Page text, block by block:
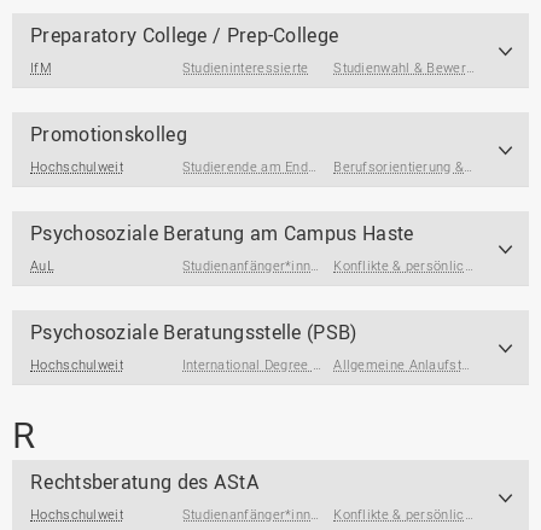
Preparatory College / Prep-College
IfM Studieninteressierte Studienwahl & Bewerbung
Promotionskolleg
Hochschulweit Studierende am Ende des Studiums Berufsorientierung & Profilbildung
Psychosoziale Beratung am Campus Haste
AuL Studienanfänger*innen Studierende,Studierende am
Konflikte & persönliche Krisen
Psychosoziale Beratungsstelle (PSB)
Hochschulweit International Degree Seeking Students ,International
Allgemeine Anlaufstellen
R
Rechtsberatung des AStA
Hochschulweit Studienanfänger*innen Studierende,Studierende mit
Konflikte & persönliche Krisen